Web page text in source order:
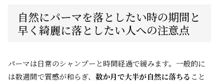
自然にパーマを落としたい時の期間と
早く綺麗に落としたい人への注意点
パーマは日常のシャンプーと時間経過で緩みます。一般的に
は数週間で質感が和らぎ、 数か月で大半が自然に落ちる こと